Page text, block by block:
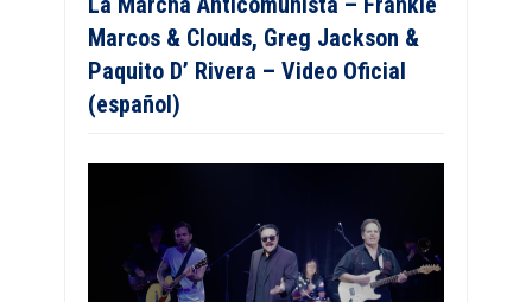
Marcos & Clouds, Greg Jackson &
Paquito D’ Rivera – Video Oficial
(español)